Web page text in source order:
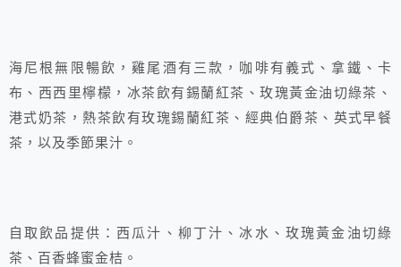
海尼根無限暢飲，雞尾酒有三款，咖啡有義式、拿鐵、卡
布、西西里檸檬，冰茶飲有錫蘭紅茶、玫瑰黃金油切綠茶、
港式奶茶，熱茶飲有玫瑰錫蘭紅茶、經典伯爵茶、英式早餐
茶，以及季節果汁。
自取飲品提供：西瓜汁、柳丁汁、冰水、玫瑰黃金油切綠
茶、百香蜂蜜金桔。